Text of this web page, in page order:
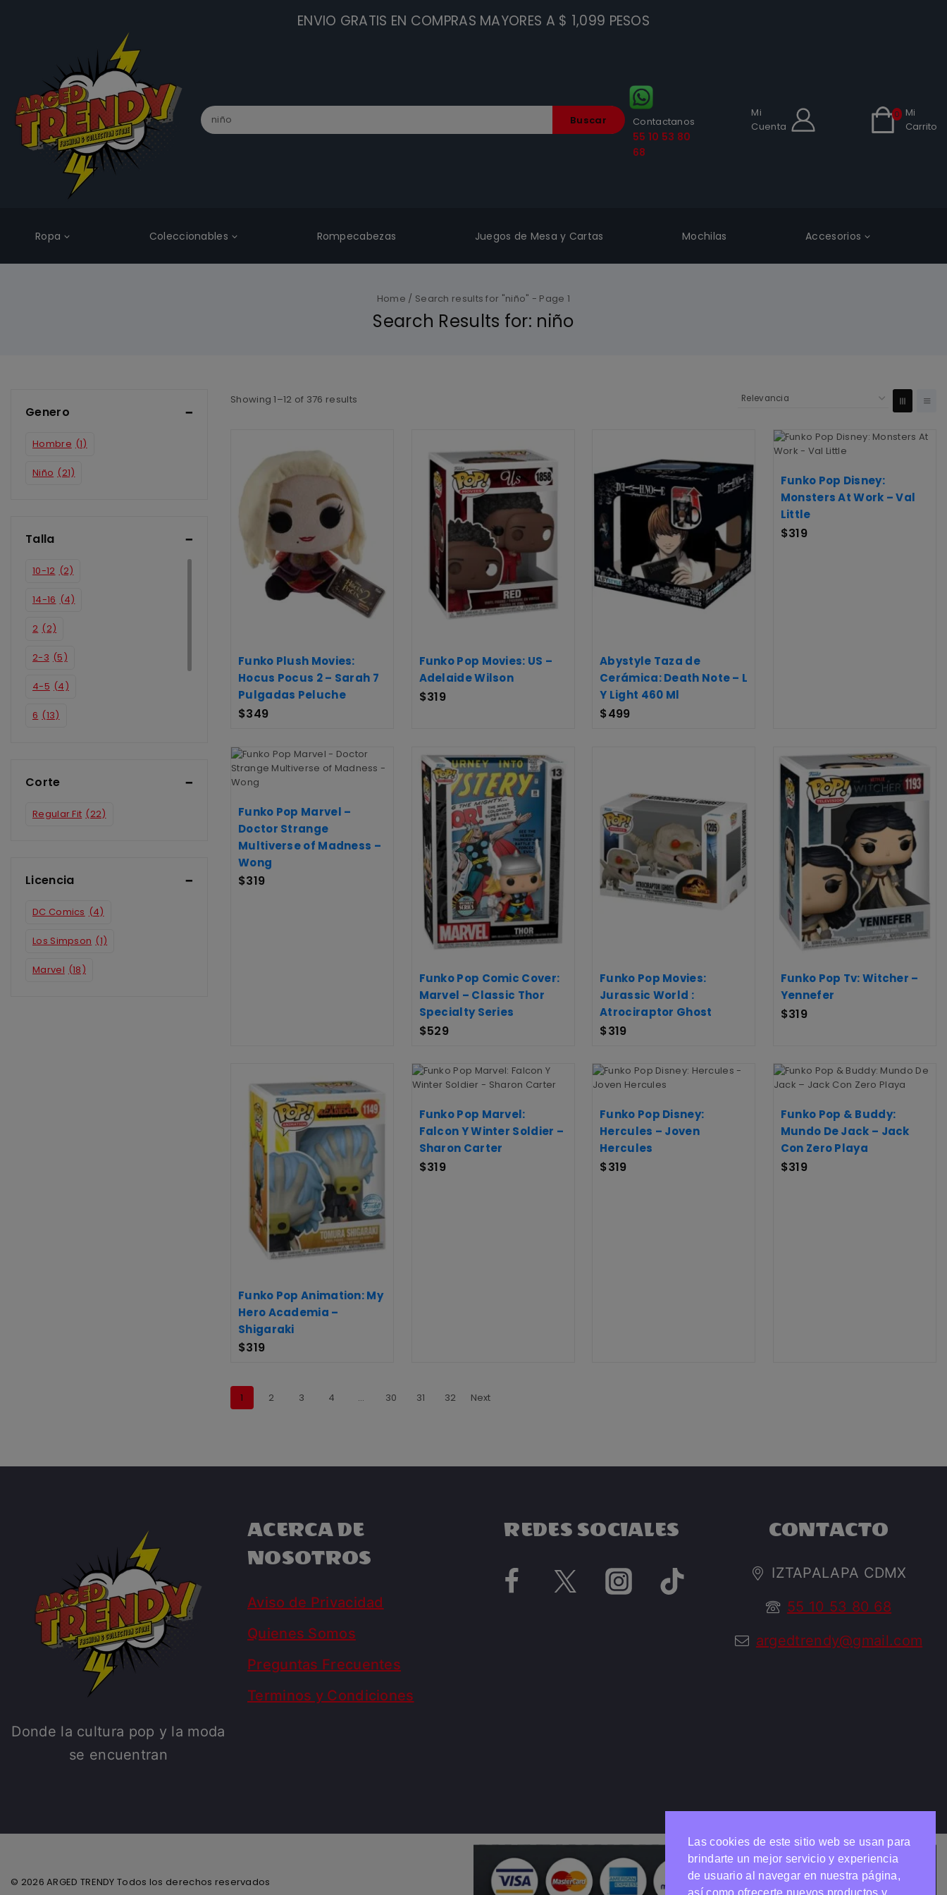
ENVIO GRATIS EN COMPRAS MAYORES A $ 1,099 PESOS
Buscar Contactanos
55 10 53 80
68
Mi
Cuenta
0
Mi
Carrito
Ropa Coleccionables Rompecabezas Juegos de Mesa y Cartas Mochilas Accesorios
Home / Search results for "niño" - Page 1
Search Results for: niño
Showing 1–12 of 376 results
Funko Plush Movies:
Hocus Pocus 2 – Sarah 7
Pulgadas Peluche
$349
Funko Pop Movies: US –
Adelaide Wilson
$319
Abystyle Taza de
Cerámica: Death Note – L
Y Light 460 Ml
$499
Funko Pop Disney:
Monsters At Work – Val
Little
$319
Funko Pop Marvel –
Doctor Strange
Multiverse of Madness –
Wong
$319
Funko Pop Comic Cover:
Marvel – Classic Thor
Specialty Series
$529
Funko Pop Movies:
Jurassic World :
Atrociraptor Ghost
$319
Funko Pop Tv: Witcher –
Yennefer
$319
Funko Pop Animation: My
Hero Academia –
Shigaraki
$319
Funko Pop Marvel:
Falcon Y Winter Soldier –
Sharon Carter
$319
Funko Pop Disney:
Hercules – Joven
Hercules
$319
Funko Pop & Buddy:
Mundo De Jack – Jack
Con Zero Playa
$319
1 2 3 4 … 30 31 32 Next
Genero
Hombre (1)
Niño (21)
Talla
10-12 (2)
14-16 (4)
2 (2)
2-3 (5)
4-5 (4)
6 (13)
Corte
Regular Fit (22)
Licencia
DC Comics (4)
Los Simpson (1)
Marvel (18)
Donde la cultura pop y la moda
se encuentran
ACERCA DE
NOSOTROS
Aviso de Privacidad
Quienes Somos
Preguntas Frecuentes
Terminos y Condiciones
REDES SOCIALES CONTACTO
IZTAPALAPA CDMX
55 10 53 80 68
argedtrendy@gmail.com
© 2026 ARGED TRENDY Todos los derechos reservados
Las cookies de este sitio web se usan para
brindarte un mejor servicio y experiencia
de usuario al navegar en nuestra página,
así como ofrecerte nuevos productos y